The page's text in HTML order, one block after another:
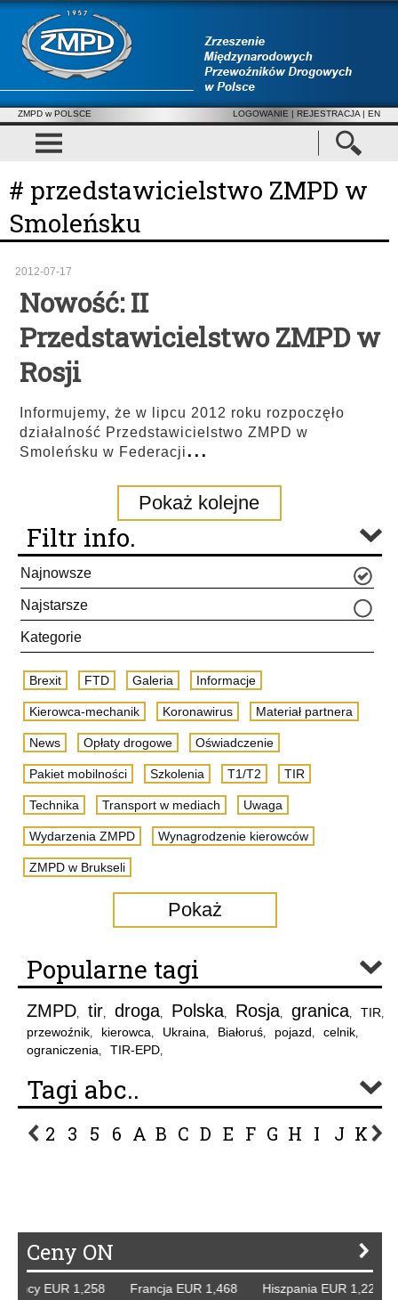
ZMPD w POLSCE LOGOWANIE | REJESTRACJA | EN
# przedstawicielstwo ZMPD w
Smoleńsku
2012-07-17
Nowość: II
Przedstawicielstwo ZMPD w
Rosji
Informujemy, że w lipcu 2012 roku rozpoczęło
działalność Przedstawicielstwo ZMPD w
Smoleńsku w Federacji...
Pokaż kolejne
Filtr info.
Najnowsze
Najstarsze
Kategorie
Brexit FTD Galeria Informacje
Kierowca-mechanik Koronawirus Materiał partnera
News Opłaty drogowe Oświadczenie
Pakiet mobilności Szkolenia T1/T2 TIR
Technika Transport w mediach Uwaga
Wydarzenia ZMPD Wynagrodzenie kierowców
ZMPD w Brukseli
Pokaż
Popularne tagi
ZMPD, tir, droga, Polska, Rosja, granica, TIR,
przewoźnik, kierowca, Ukraina, Białoruś, pojazd, celnik,
ograniczenia, TIR-EPD,
Tagi abc..
2 3 5 6 A B C D E F G H I J K L
Ceny ON
EUR 1,258 Francja EUR 1,468 Hiszpania EUR